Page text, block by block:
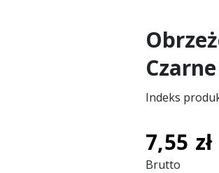
Indeks
7,55 zł
Brutto